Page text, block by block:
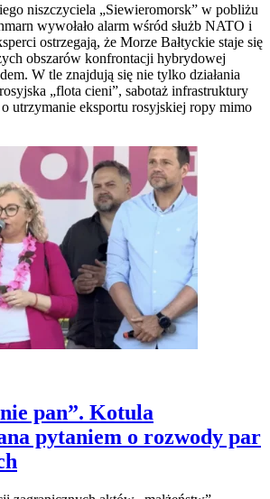
niszczyciela „Siewieromorsk” w pobliżu
wywołało alarm wśród służb NATO i
ostrzegają, że Morze Bałtyckie staje się
obszarów konfrontacji hybrydowej
W tle znajdują się nie tylko działania
„flota cieni”, sabotaż infrastruktury
utrzymanie eksportu rosyjskiej ropy mimo
pan”. Kotula
pytaniem o rozwody par